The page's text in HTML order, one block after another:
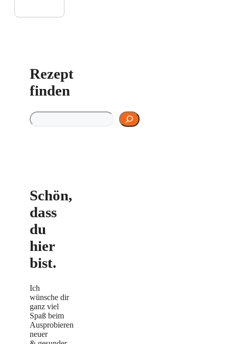
Rezept
finden
Rezept finden
Schön,
dass
du
hier
bist.
Ich
wünsche dir
ganz viel
Spaß beim
Ausprobieren
neuer